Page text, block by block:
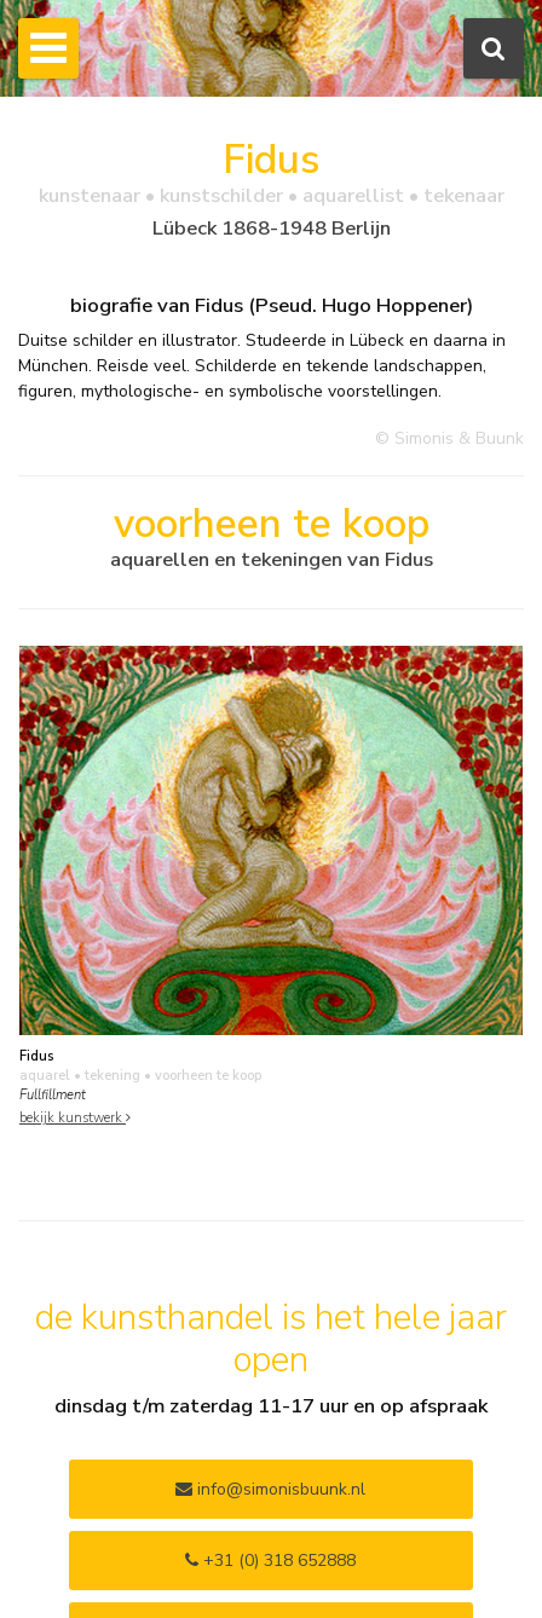
Fidus
kunstenaar • kunstschilder • aquarellist • tekenaar
Lübeck 1868-1948 Berlijn
biografie van Fidus (Pseud. Hugo Hoppener)
Duitse schilder en illustrator. Studeerde in Lübeck en daarna in
München. Reisde veel. Schilderde en tekende landschappen,
figuren, mythologische- en symbolische voorstellingen.
© Simonis & Buunk
voorheen te koop
aquarellen en tekeningen van Fidus
Fidus
aquarel • tekening • voorheen te koop
Fullfillment
bekijk kunstwerk
de kunsthandel is het hele jaar
open
dinsdag t/m zaterdag 11-17 uur en op afspraak
info@simonisbuunk.nl
+31 (0) 318 652888